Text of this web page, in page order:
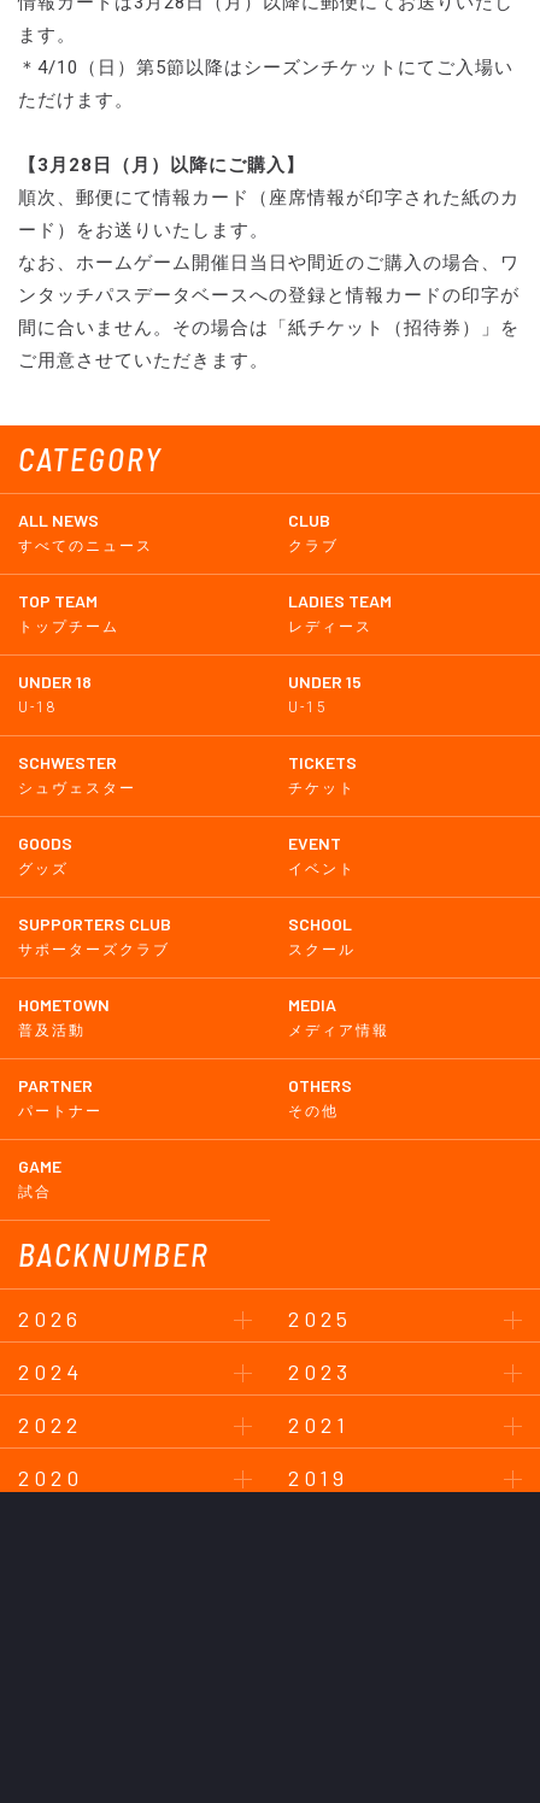
CATEGORY
ALL NEWS
すべてのニュース
CLUB
クラブ
TOP TEAM
トップチーム
LADIES TEAM
レディース
UNDER 18
U-18
UNDER 15
U-15
SCHWESTER
シュヴェスター
TICKETS
チケット
GOODS
グッズ
EVENT
イベント
SUPPORTERS CLUB
サポーターズクラブ
SCHOOL
スクール
HOMETOWN
普及活動
MEDIA
メディア情報
PARTNER
パートナー
OTHERS
その他
GAME
試合
BACKNUMBER
2026
2025
2024
2023
2022
2021
2020
2019
ます。
＊4/10（日）第5節以降はシーズンチケットにてご入場い
ただけます。
【3月28日（月）以降にご購入】
順次、郵便にて情報カード（座席情報が印字された紙のカ
ード）をお送りいたします。
なお、ホームゲーム開催日当日や間近のご購入の場合、ワ
ンタッチパスデータベースへの登録と情報カードの印字が
間に合いません。その場合は「紙チケット（招待券）」を
ご用意させていただきます。